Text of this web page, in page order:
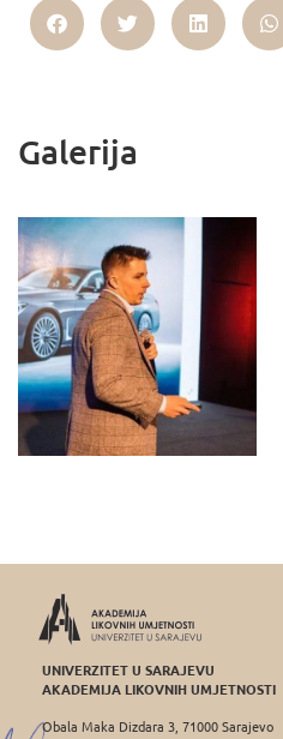
Galerija
UNIVERZITET U SARAJEVU
AKADEMIJA LIKOVNIH UMJETNOSTI
Obala Maka Dizdara 3, 71000 Sarajevo